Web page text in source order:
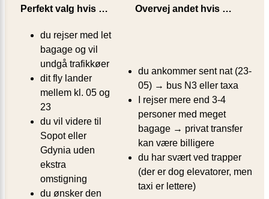
Perfekt valg hvis … Overvej andet hvis …
du rejser med let
bagage og vil
undgå trafikkøer
dit fly lander
mellem kl. 05 og
23
du vil videre til
Sopot eller
Gdynia uden
ekstra
omstigning
du ønsker den
du ankommer sent nat (23-
05) → bus N3 eller taxa
I rejser mere end 3-4
personer med meget
bagage → privat transfer
kan være billigere
du har svært ved trapper
(der er dog elevatorer, men
taxi er lettere)